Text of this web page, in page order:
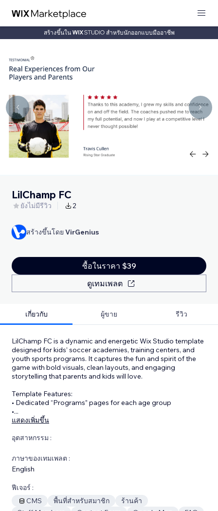
สร้างขึ้นใน สำหรับนักออกแบบมืออาชีพ
LilChamp FC
ยังไม่มีรีวิว 2
สร้างขึ้นโดย VirGenius
ซื้อในราคา $39
ดูเทมเพลต
เกี่ยวกับ ผู้ขาย รีวิว
LilChamp FC is a dynamic and energetic Wix Studio template
designed for kids’ soccer academies, training centers, and
youth sports programs. It captures the fun and spirit of the
game with bold visuals, clean layouts, and engaging
storytelling that parents and kids will love.
Template Features:
• Dedicated “Programs” pages for each age group
•...
แสดงเพิ่มขึ้น
อุตสาหกรรม :
ภาษาของเทมเพลต :
English
ฟีเจอร์ :
CMS
พื้นที่สำหรับสมาชิก
ร้านค้า